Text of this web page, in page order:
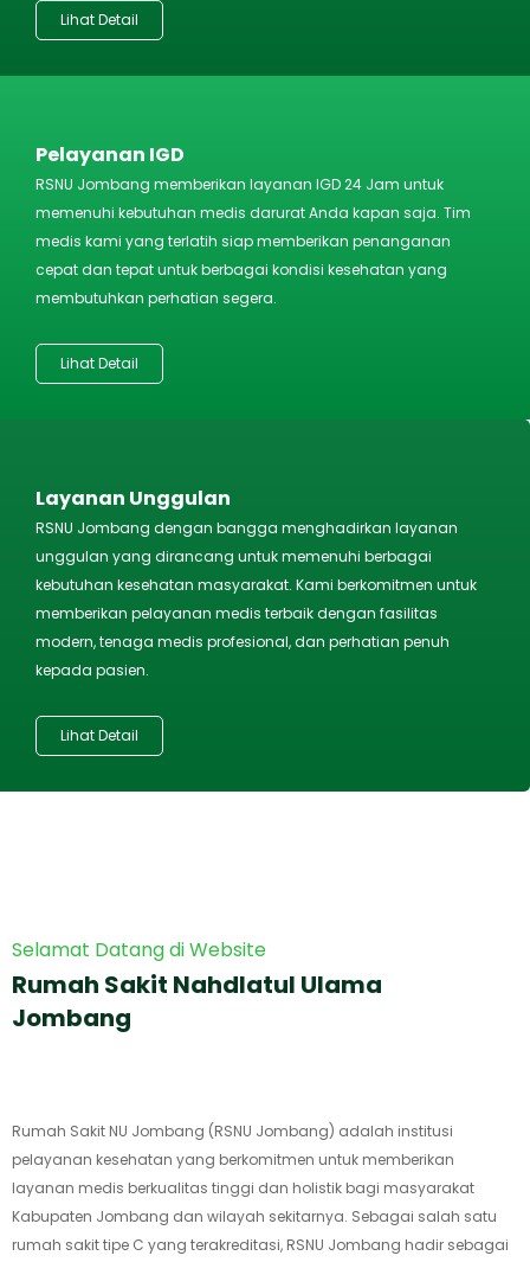
Lihat Detail
Pelayanan IGD
RSNU Jombang memberikan layanan IGD 24 Jam untuk
memenuhi kebutuhan medis darurat Anda kapan saja. Tim
medis kami yang terlatih siap memberikan penanganan
cepat dan tepat untuk berbagai kondisi kesehatan yang
membutuhkan perhatian segera.
Lihat Detail
Layanan Unggulan
RSNU Jombang dengan bangga menghadirkan layanan
unggulan yang dirancang untuk memenuhi berbagai
kebutuhan kesehatan masyarakat. Kami berkomitmen untuk
memberikan pelayanan medis terbaik dengan fasilitas
modern, tenaga medis profesional, dan perhatian penuh
kepada pasien.
Lihat Detail
Selamat Datang di Website
Rumah Sakit Nahdlatul Ulama
Jombang
Rumah Sakit NU Jombang (RSNU Jombang) adalah institusi
pelayanan kesehatan yang berkomitmen untuk memberikan
layanan medis berkualitas tinggi dan holistik bagi masyarakat
Kabupaten Jombang dan wilayah sekitarnya. Sebagai salah satu
rumah sakit tipe C yang terakreditasi, RSNU Jombang hadir sebagai